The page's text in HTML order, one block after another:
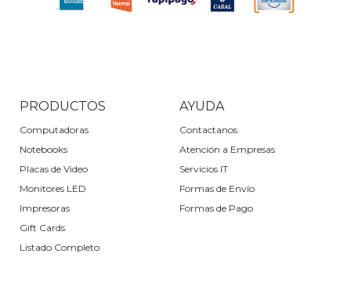
PRODUCTOS
Computadoras
Notebooks
Placas de Video
Monitores LED
Impresoras
Gift Cards
Listado Completo
AYUDA
Contactanos
Atención a Empresas
Servicios IT
Formas de Envío
Formas de Pago